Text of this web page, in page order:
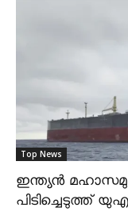
Top News
ഇന്ത്യൻ
പിടിച്ചെടുത്ത്